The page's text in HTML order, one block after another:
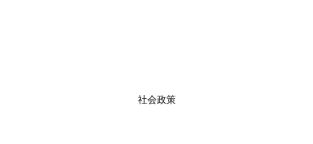
社会政策